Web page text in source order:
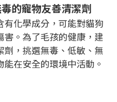
的寵物友善清潔劑
化學成分，可能對貓狗
。為了毛孩的健康，建
，挑選無毒、低敏、無
在安全的環境中活動。